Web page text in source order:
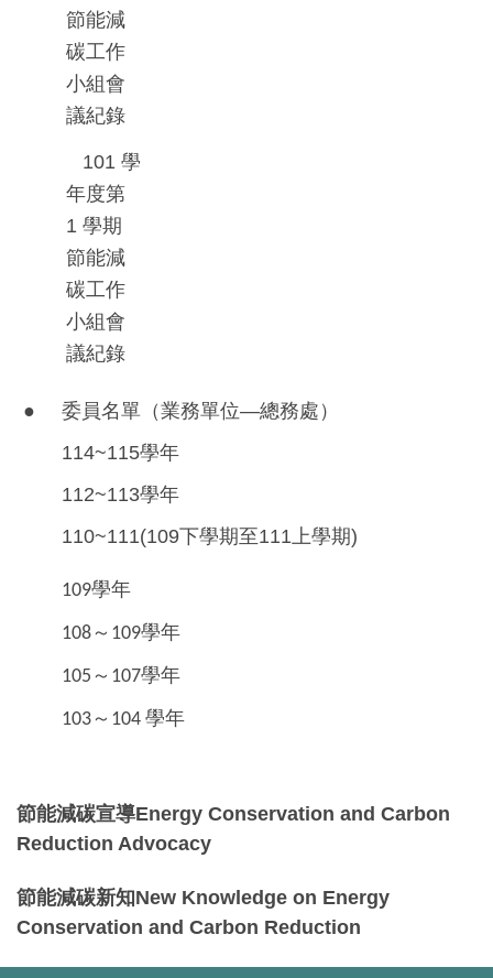
節能減
碳工作
小組會
議紀錄
101 學
年度第
1 學期
節能減
碳工作
小組會
議紀錄
●
委員名單（業務單位—總務處）
114~115學年
112~113學年
110~111(109下學期至111上學期)
109學年
108～ 109學年
105 ～ 107學年
103～ 104 學年
節能減碳宣導Energy Conservation and Carbon
Reduction Advocacy
節能減碳新知New Knowledge on Energy
Conservation and Carbon Reduction